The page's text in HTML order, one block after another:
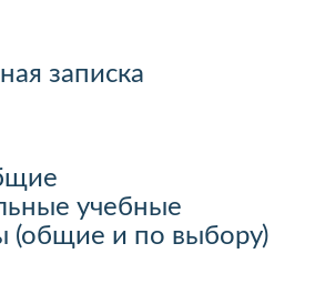
записка
учебные
(общие и по выбору)